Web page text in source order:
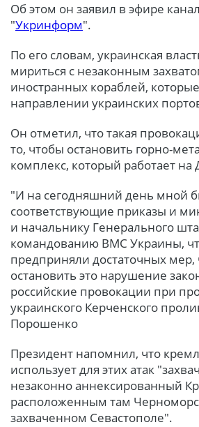
Об этом он заявил в эфире
"Укринформ".
По его словам, украинская
мириться с незаконным
иностранных кораблей,
направлении украинских
Он отметил, что такая
то, чтобы остановить горно-
комплекс, который работает на
"И на сегодняшний день мной
соответствующие приказы и
и начальнику Генерального
командованию ВМС Украины,
предприняли достаточных мер,
остановить это нарушение
российские провокации при
украинского Керченского
Порошенко
Президент напомнил, что
использует для этих атак
незаконно аннексированный
расположенным там
захваченном Севастополе".